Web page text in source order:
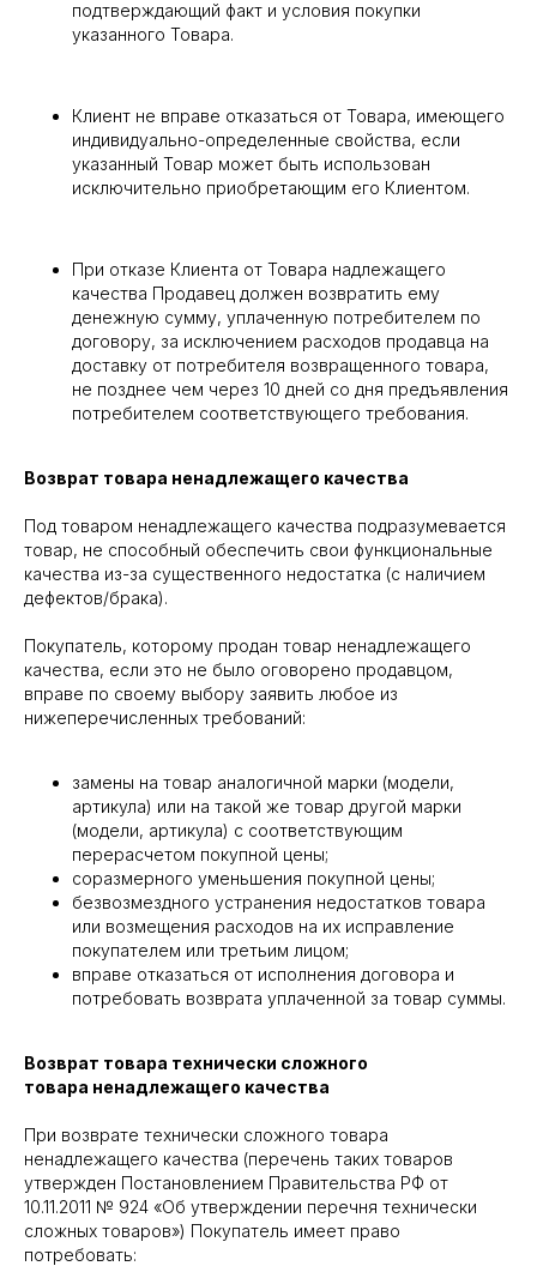
подтверждающий факт и условия покупки
указанного Товара.
Клиент не вправе отказаться от Товара, имеющего
индивидуально-определенные свойства, если
указанный Товар может быть использован
исключительно приобретающим его Клиентом.
При отказе Клиента от Товара надлежащего
качества Продавец должен возвратить ему
денежную сумму, уплаченную потребителем по
договору, за исключением расходов продавца на
доставку от потребителя возвращенного товара,
не позднее чем через 10 дней со дня предъявления
потребителем соответствующего требования.
Возврат товара ненадлежащего качества
Под товаром ненадлежащего качества подразумевается
товар, не способный обеспечить свои функциональные
качества из-за существенного недостатка (с наличием
дефектов/брака).
Покупатель, которому продан товар ненадлежащего
качества, если это не было оговорено продавцом,
вправе по своему выбору заявить любое из
нижеперечисленных требований:
замены на товар аналогичной марки (модели,
артикула) или на такой же товар другой марки
(модели, артикула) с соответствующим
перерасчетом покупной цены;
соразмерного уменьшения покупной цены;
безвозмездного устранения недостатков товара
или возмещения расходов на их исправление
покупателем или третьим лицом;
вправе отказаться от исполнения договора и
потребовать возврата уплаченной за товар суммы.
Возврат товара технически сложного
товара ненадлежащего качества
При возврате технически сложного товара
ненадлежащего качества (перечень таких товаров
утвержден Постановлением Правительства РФ от
10.11.2011 № 924 «Об утверждении перечня технически
сложных товаров») Покупатель имеет право
потребовать: